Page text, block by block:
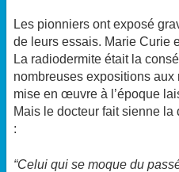
Les pionniers ont exposé
de leurs essais. Marie Curie
La radiodermite était la
nombreuses expositions
mise en œuvre à l’époque
Mais le docteur fait sienne
:
“Celui qui se moque du